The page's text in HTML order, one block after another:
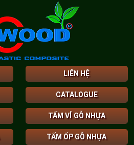
LIÊN HỆ
CATALOGUE
TẤM VỈ GỖ NHỰA
TẤM ỐP GỖ NHỰA